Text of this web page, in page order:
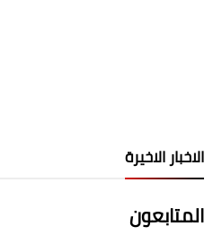
الاخبار الاخيرة
المتابعون